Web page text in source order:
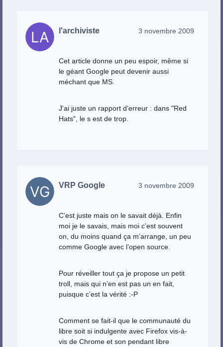
l'archiviste 3 novembre 2009
Cet article donne un peu espoir, même si
le géant Google peut devenir aussi
méchant que MS.
J’ai juste un rapport d’erreur : dans "Red
Hats", le s est de trop.
VRP Google 3 novembre 2009
C’est juste mais on le savait déjà. Enfin
moi je le savais, mais moi c’est souvent
on, du moins quand ça m’arrange, un peu
comme Google avec l’open source.
Pour réveiller tout ça je propose un petit
troll, mais qui n’en est pas un en fait,
puisque c’est la vérité :-P
Comment se fait-il que le communauté du
libre soit si indulgente avec Firefox vis-à-
vis de Chrome et son pendant libre